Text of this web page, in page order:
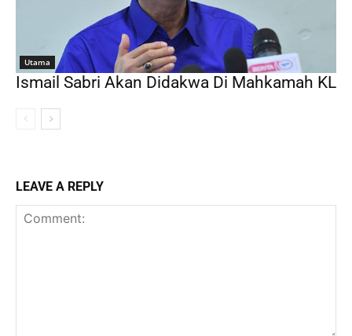
Utama
Ismail Sabri Akan Didakwa Di Mahkamah KL
LEAVE A REPLY